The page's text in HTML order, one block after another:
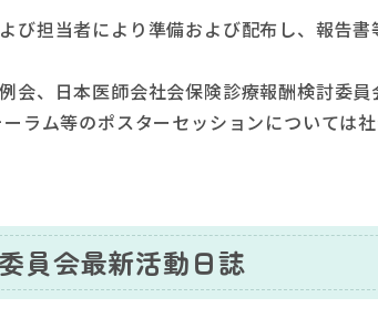
び担当者により準備および配布し、報告
会、日本医師会社会保険診療報酬検討委
ラム等のポスターセッションについては
員会最新活動日誌